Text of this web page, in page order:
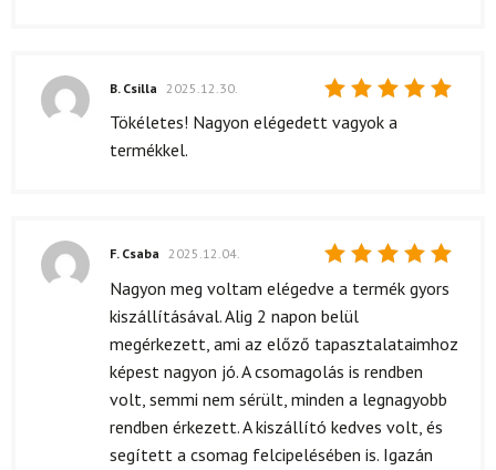
Értékelés:
/ 5
B. Csilla 2025.12.30.
Tökéletes! Nagyon elégedett vagyok a
termékkel.
Értékelés:
F. Csaba 2025.12.04.
Nagyon meg voltam elégedve a termék gyors
kiszállításával. Alig 2 napon belül
megérkezett, ami az előző tapasztalataimhoz
képest nagyon jó. A csomagolás is rendben
volt, semmi nem sérült, minden a legnagyobb
rendben érkezett. A kiszállító kedves volt, és
segített a csomag felcipelésében is. Igazán